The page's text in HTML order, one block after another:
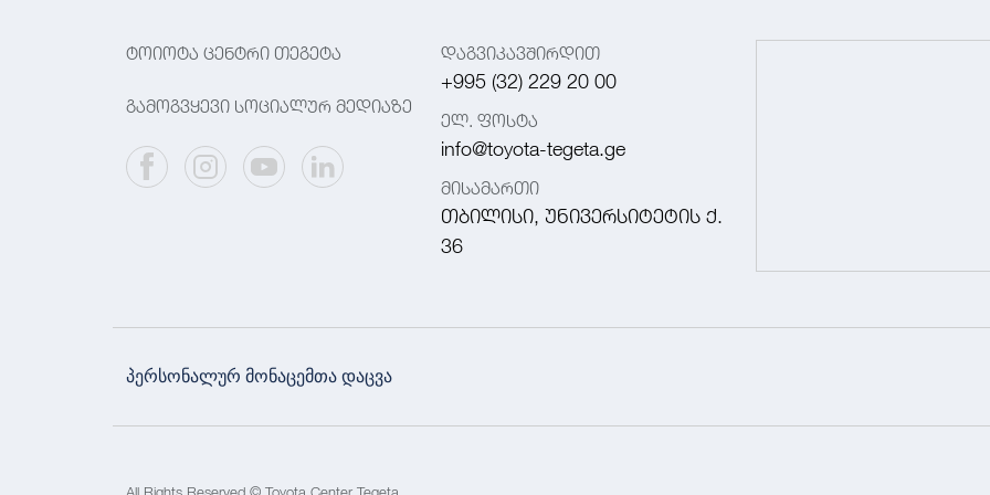
ტოიოტა ცენტრი თეგეტა
გამოგვყევი სოციალურ მედიაზე
დაგვიკავშირდით
+995 (32) 229 20 00
ელ. ფოსტა
info@toyota-tegeta.ge
მისამართი
თბილისი, უნივერსიტეტის ქ.
36
პერსონალურ მონაცემთა დაცვა